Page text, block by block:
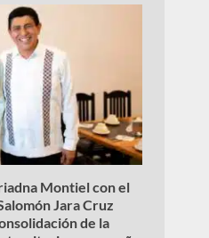
Montiel con el
Jara Cruz
de la